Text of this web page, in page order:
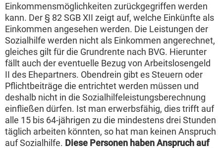
Einkommensmöglichkeiten zurückgegriffen werden
kann. Der § 82 SGB XII zeigt auf, welche Einkünfte als
Einkommen angesehen werden. Die Leistungen der
Sozialhilfe werden nicht als Einkommen angerechnet,
gleiches gilt für die Grundrente nach BVG. Hierunter
fällt auch der eventuelle Bezug von Arbeitslosengeld
II des Ehepartners. Obendrein gibt es Steuern oder
Pflichtbeiträge die entrichtet werden müssen und
deshalb nicht in die Sozialhilfeleistungsberechnung
einfließen dürfen. Ist man erwerbsfähig, dies trifft auf
alle 15 bis 64-jährigen zu die mindestens drei Stunden
täglich arbeiten könnten, so hat man keinen Anspruch
auf Sozialhilfe. Diese Personen haben Anspruch auf